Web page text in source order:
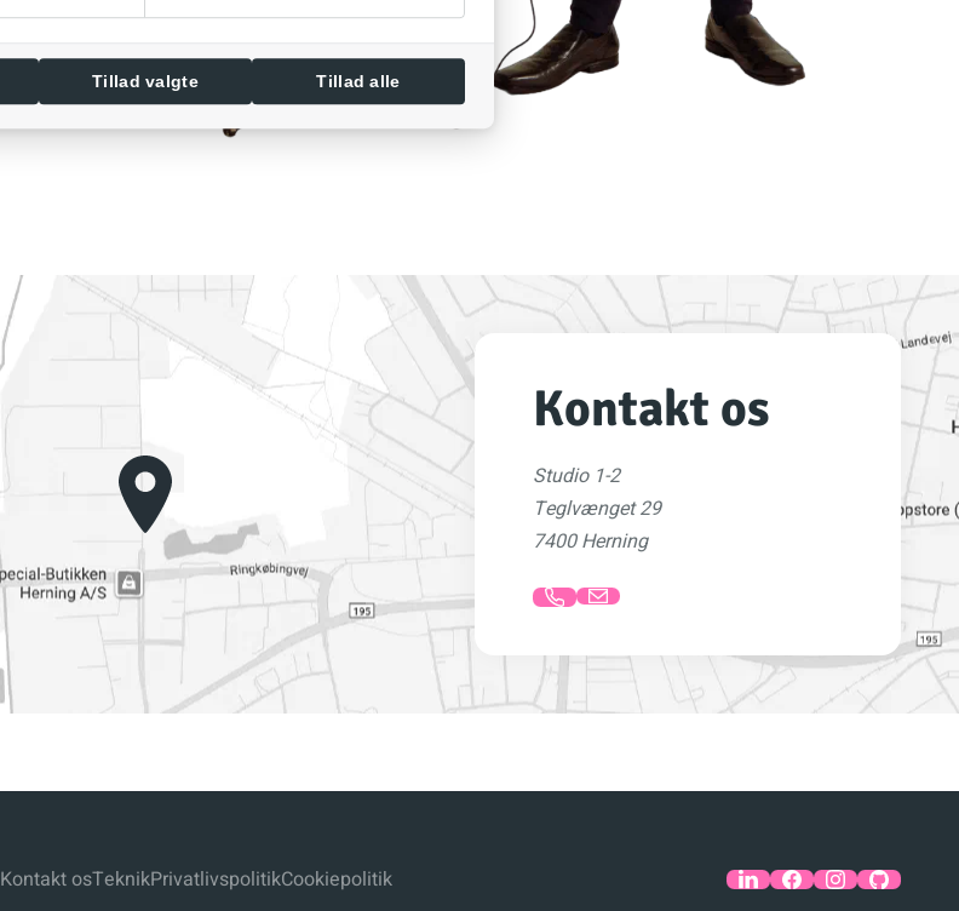
Kontakt os
Studio 1-2
Teglvænget 29
7400 Herning
Kontakt osTeknikPrivatlivspolitikCookiepolitik
Tillad valgte Tillad alle